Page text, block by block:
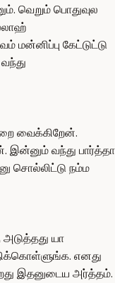
வெறும் பொதுவுல
மன்னிப்பு கேட்டுட்டு
வைக்கிறேன்.
இன்னும் வந்து பார்த்தா
சொல்லிட்டு நம்ம
அடுத்தது யா
எனது
இதனுடைய அர்த்தம்.